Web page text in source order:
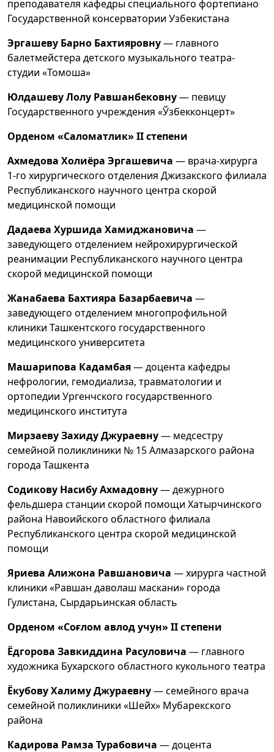
преподавателя кафедры специального фортепиано
Государственной консерватории Узбекистана
Эргашеву Барно Бахтияровну— главного
балетмейстера детского музыкального театра-
студии «Томоша»
Юлдашеву Лолу Равшанбековну— певицу
Государственного учреждения «Ўзбекконцерт»
Орденом «Саломатлик» II степени
Ахмедова Холиёра Эргашевича — врача-хирурга
1-го хирургического отделения Джизакского филиала
Республиканского научного центра скорой
медицинской помощи
Дадаева Хуршида Хамиджановича —
заведующего отделением нейрохирургической
реанимации Республиканского научного центра
скорой медицинской помощи
Жанабаева Бахтияра Базарбаевича —
заведующего отделением многопрофильной
клиники Ташкентского государственного
медицинского университета
Машарипова Кадамбая— доцента кафедры
нефрологии, гемодиализа, травматологии и
ортопедии Ургенчского государственного
медицинского института
Мирзаеву Захиду Джураевну— медсестру
семейной поликлиники № 15 Алмазарского района
города Ташкента
Содикову Насибу Ахмадовну— дежурного
фельдшера станции скорой помощи Хатырчинского
района Навоийского областного филиала
Республиканского центра скорой медицинской
помощи
Яриева Алижона Равшановича — хирурга частной
клиники «Равшан даволаш маскани» города
Гулистана, Сырдарьинская область
Орденом «Соғлом авлод учун» II степени
Ёдгорова Завкиддина Расуловича — главного
художника Бухарского областного кукольного театра
Ёкубову Халиму Джураевну— семейного врача
семейной поликлиники «Шейх» Мубарекского
района
Кадирова Рамза Турабовича — доцента